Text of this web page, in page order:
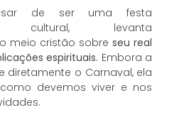
de ser uma festa
cultural, levanta
meio cristão sobreseu real
espirituais. Embora a
diretamente o Carnaval, ela
devemos viver e nos